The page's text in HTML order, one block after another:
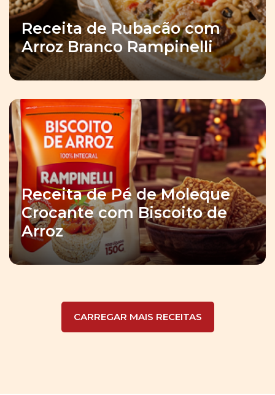
Receita de Rubacão com
Arroz Branco Rampinelli
Receita de Pé de Moleque
Crocante com Biscoito de
Arroz
CARREGAR MAIS RECEITAS